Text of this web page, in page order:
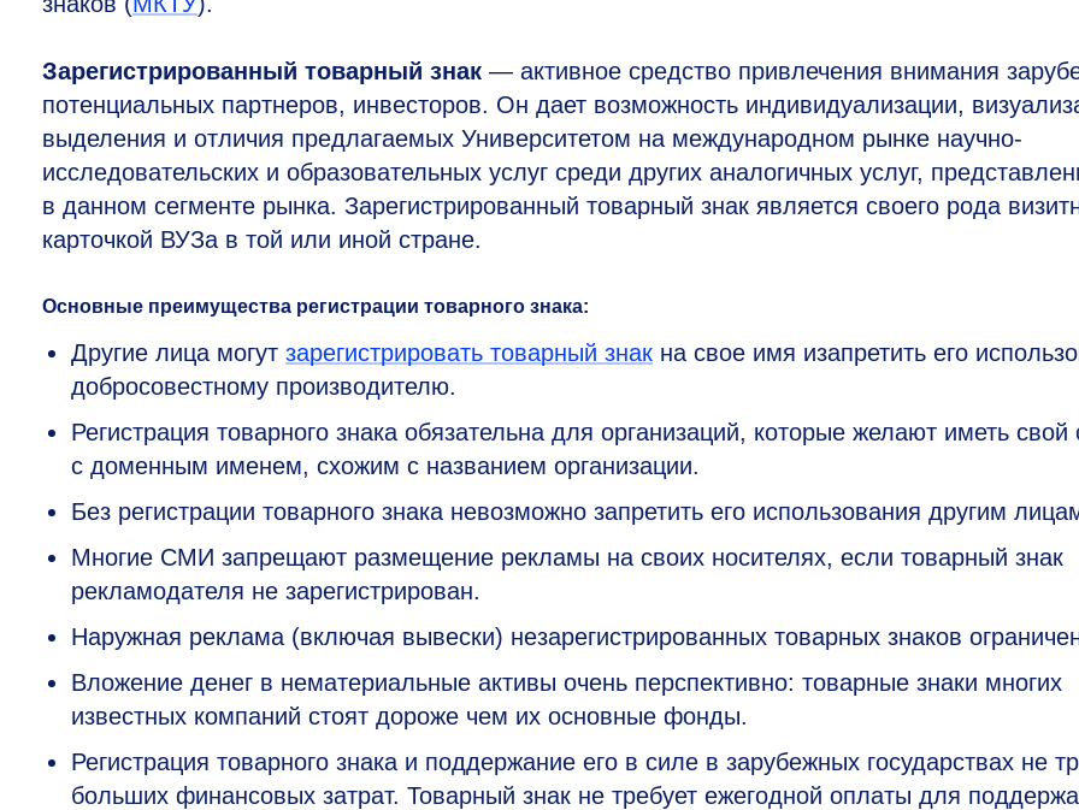
Зарегистрированный товарный знак — активное средство привлечения внимания
потенциальных партнеров, инвесторов. Он дает возможность индивидуализации,
выделения и отличия предлагаемых Университетом на международном рынке научно-
исследовательских и образовательных услуг среди других аналогичных услуг,
в данном сегменте рынка. Зарегистрированный товарный знак является своего рода
карточкой ВУЗа в той или иной стране.
Основные преимущества регистрации товарного знака:
Другие лица могут зарегистрировать товарный знак на свое имя изапретить его
добросовестному производителю.
Регистрация товарного знака обязательна для организаций, которые желают иметь свой
с доменным именем, схожим с названием организации.
Без регистрации товарного знака невозможно запретить его использования другим
Многие СМИ запрещают размещение рекламы на своих носителях, если товарный знак
рекламодателя не зарегистрирован.
Наружная реклама (включая вывески) незарегистрированных товарных знаков
Вложение денег в нематериальные активы очень перспективно: товарные знаки многих
известных компаний стоят дороже чем их основные фонды.
Регистрация товарного знака и поддержание его в силе в зарубежных государствах не
больших финансовых затрат. Товарный знак не требует ежегодной оплаты для